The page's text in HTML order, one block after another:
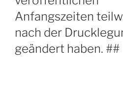
Anfangszeiten
nach der
geändert haben. ##